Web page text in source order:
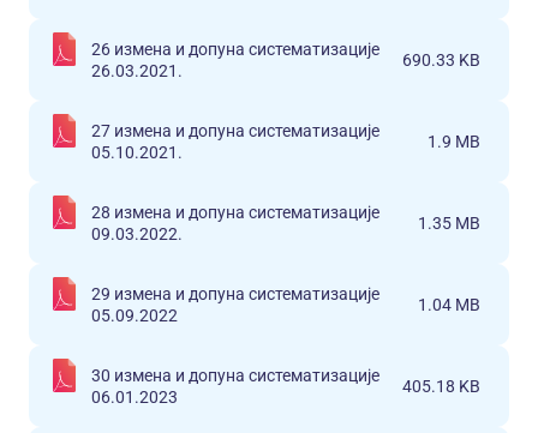
26 измена и допуна систематизације
26.03.2021.
690.33 KB
27 измена и допуна систематизације
05.10.2021.
1.9 MB
28 измена и допуна систематизације
09.03.2022.
1.35 MB
29 измена и допуна систематизације
05.09.2022
1.04 MB
30 измена и допуна систематизације
06.01.2023
405.18 KB